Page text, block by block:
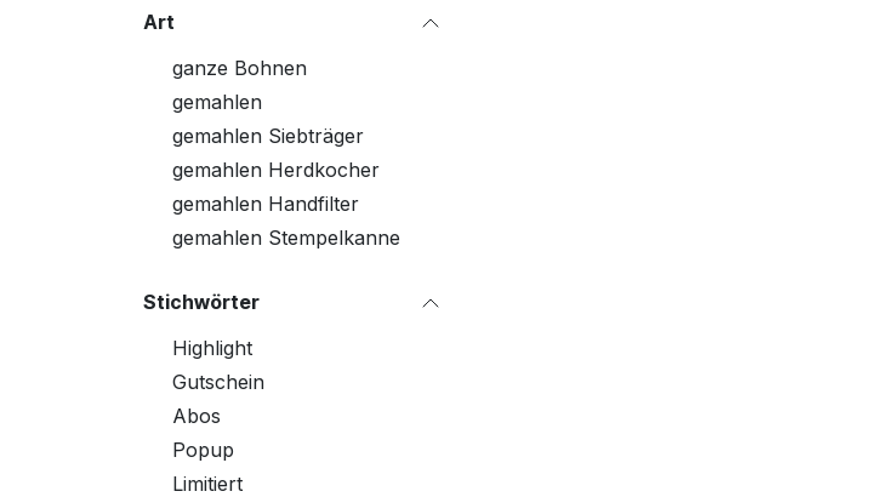
Art
ganze Bohnen
gemahlen
gemahlen Siebträger
gemahlen Herdkocher
gemahlen Handfilter
gemahlen Stempelkanne
Stichwörter
Highlight
Gutschein
Abos
Popup
Limitiert